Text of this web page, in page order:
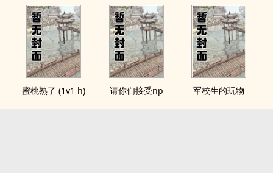
蜜桃熟了 (1v1 h) 请你们接受np 军校生的玩物